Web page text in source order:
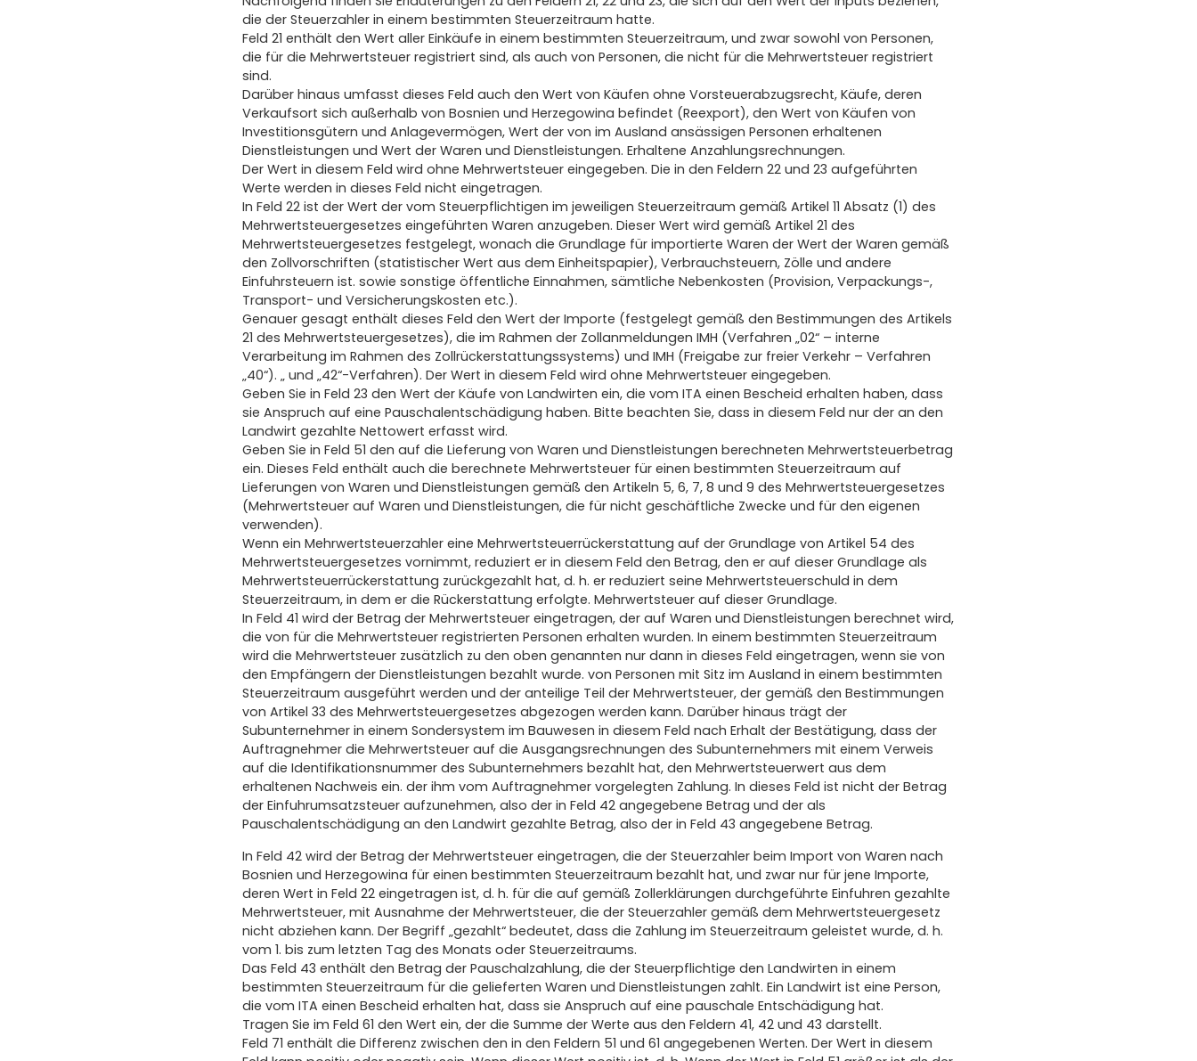
die der Steuerzahler in einem bestimmten Steuerzeitraum hatte.
Feld 21 enthält den Wert aller Einkäufe in einem bestimmten Steuerzeitraum, und zwar sowohl von Personen,
die für die Mehrwertsteuer registriert sind, als auch von Personen, die nicht für die Mehrwertsteuer registriert
sind.
Darüber hinaus umfasst dieses Feld auch den Wert von Käufen ohne Vorsteuerabzugsrecht, Käufe, deren
Verkaufsort sich außerhalb von Bosnien und Herzegowina befindet (Reexport), den Wert von Käufen von
Investitionsgütern und Anlagevermögen, Wert der von im Ausland ansässigen Personen erhaltenen
Dienstleistungen und Wert der Waren und Dienstleistungen. Erhaltene Anzahlungsrechnungen.
Der Wert in diesem Feld wird ohne Mehrwertsteuer eingegeben. Die in den Feldern 22 und 23 aufgeführten
Werte werden in dieses Feld nicht eingetragen.
In Feld 22 ist der Wert der vom Steuerpflichtigen im jeweiligen Steuerzeitraum gemäß Artikel 11 Absatz (1) des
Mehrwertsteuergesetzes eingeführten Waren anzugeben. Dieser Wert wird gemäß Artikel 21 des
Mehrwertsteuergesetzes festgelegt, wonach die Grundlage für importierte Waren der Wert der Waren gemäß
den Zollvorschriften (statistischer Wert aus dem Einheitspapier), Verbrauchsteuern, Zölle und andere
Einfuhrsteuern ist. sowie sonstige öffentliche Einnahmen, sämtliche Nebenkosten (Provision, Verpackungs-,
Transport- und Versicherungskosten etc.).
Genauer gesagt enthält dieses Feld den Wert der Importe (festgelegt gemäß den Bestimmungen des Artikels
21 des Mehrwertsteuergesetzes), die im Rahmen der Zollanmeldungen IMH (Verfahren „02“ – interne
Verarbeitung im Rahmen des Zollrückerstattungssystems) und IMH (Freigabe zur freier Verkehr – Verfahren
„40“). „ und „42“-Verfahren). Der Wert in diesem Feld wird ohne Mehrwertsteuer eingegeben.
Geben Sie in Feld 23 den Wert der Käufe von Landwirten ein, die vom ITA einen Bescheid erhalten haben, dass
sie Anspruch auf eine Pauschalentschädigung haben. Bitte beachten Sie, dass in diesem Feld nur der an den
Landwirt gezahlte Nettowert erfasst wird.
Geben Sie in Feld 51 den auf die Lieferung von Waren und Dienstleistungen berechneten Mehrwertsteuerbetrag
ein. Dieses Feld enthält auch die berechnete Mehrwertsteuer für einen bestimmten Steuerzeitraum auf
Lieferungen von Waren und Dienstleistungen gemäß den Artikeln 5, 6, 7, 8 und 9 des Mehrwertsteuergesetzes
(Mehrwertsteuer auf Waren und Dienstleistungen, die für nicht geschäftliche Zwecke und für den eigenen
verwenden).
Wenn ein Mehrwertsteuerzahler eine Mehrwertsteuerrückerstattung auf der Grundlage von Artikel 54 des
Mehrwertsteuergesetzes vornimmt, reduziert er in diesem Feld den Betrag, den er auf dieser Grundlage als
Mehrwertsteuerrückerstattung zurückgezahlt hat, d. h. er reduziert seine Mehrwertsteuerschuld in dem
Steuerzeitraum, in dem er die Rückerstattung erfolgte. Mehrwertsteuer auf dieser Grundlage.
In Feld 41 wird der Betrag der Mehrwertsteuer eingetragen, der auf Waren und Dienstleistungen berechnet wird,
die von für die Mehrwertsteuer registrierten Personen erhalten wurden. In einem bestimmten Steuerzeitraum
wird die Mehrwertsteuer zusätzlich zu den oben genannten nur dann in dieses Feld eingetragen, wenn sie von
den Empfängern der Dienstleistungen bezahlt wurde. von Personen mit Sitz im Ausland in einem bestimmten
Steuerzeitraum ausgeführt werden und der anteilige Teil der Mehrwertsteuer, der gemäß den Bestimmungen
von Artikel 33 des Mehrwertsteuergesetzes abgezogen werden kann. Darüber hinaus trägt der
Subunternehmer in einem Sondersystem im Bauwesen in diesem Feld nach Erhalt der Bestätigung, dass der
Auftragnehmer die Mehrwertsteuer auf die Ausgangsrechnungen des Subunternehmers mit einem Verweis
auf die Identifikationsnummer des Subunternehmers bezahlt hat, den Mehrwertsteuerwert aus dem
erhaltenen Nachweis ein. der ihm vom Auftragnehmer vorgelegten Zahlung. In dieses Feld ist nicht der Betrag
der Einfuhrumsatzsteuer aufzunehmen, also der in Feld 42 angegebene Betrag und der als
Pauschalentschädigung an den Landwirt gezahlte Betrag, also der in Feld 43 angegebene Betrag.
In Feld 42 wird der Betrag der Mehrwertsteuer eingetragen, die der Steuerzahler beim Import von Waren nach
Bosnien und Herzegowina für einen bestimmten Steuerzeitraum bezahlt hat, und zwar nur für jene Importe,
deren Wert in Feld 22 eingetragen ist, d. h. für die auf gemäß Zollerklärungen durchgeführte Einfuhren gezahlte
Mehrwertsteuer, mit Ausnahme der Mehrwertsteuer, die der Steuerzahler gemäß dem Mehrwertsteuergesetz
nicht abziehen kann. Der Begriff „gezahlt“ bedeutet, dass die Zahlung im Steuerzeitraum geleistet wurde, d. h.
vom 1. bis zum letzten Tag des Monats oder Steuerzeitraums.
Das Feld 43 enthält den Betrag der Pauschalzahlung, die der Steuerpflichtige den Landwirten in einem
bestimmten Steuerzeitraum für die gelieferten Waren und Dienstleistungen zahlt. Ein Landwirt ist eine Person,
die vom ITA einen Bescheid erhalten hat, dass sie Anspruch auf eine pauschale Entschädigung hat.
Tragen Sie im Feld 61 den Wert ein, der die Summe der Werte aus den Feldern 41, 42 und 43 darstellt.
Feld 71 enthält die Differenz zwischen den in den Feldern 51 und 61 angegebenen Werten. Der Wert in diesem